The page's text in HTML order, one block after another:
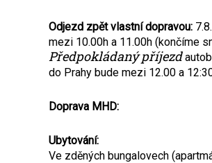
Odjezd zpět vlastní dopravou:
mezi 10.00h a 11.00h (končíme
Předpokládaný příjezd
do Prahy bude mezi 12.00 a
Doprava MHD:
Ubytování:
Ve zděných bungalovech